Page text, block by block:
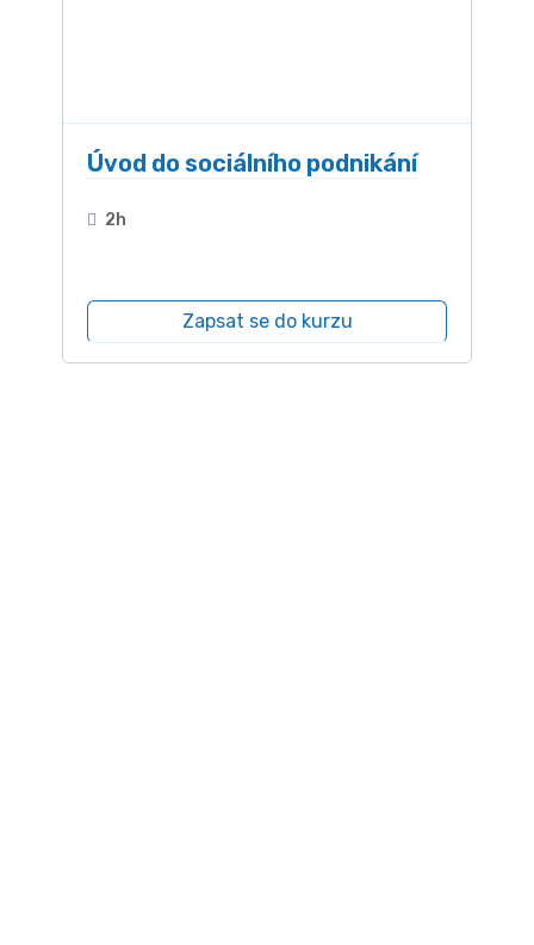
Úvod do sociálního podnikání
2h
Zapsat se do kurzu